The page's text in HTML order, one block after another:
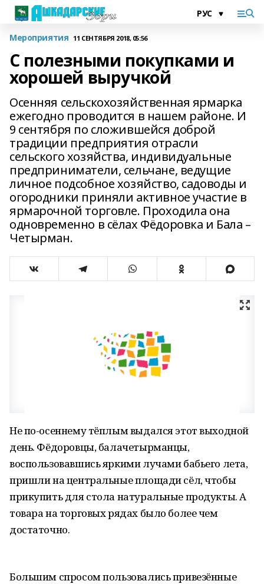
Мероприятия 11 СЕНТЯБРЯ 2018, 05:56
С полезными покупками и
хорошей выручкой
Осенняя сельскохозяйственная ярмарка
ежегодно проводится в нашем районе. И
9 сентября по сложившейся доброй
традиции предприятия отрасли
сельского хозяйства, индивидуальные
предприниматели, сельчане, ведущие
личное подсобное хозяйство, садоводы и
огородники приняли активное участие в
ярмарочной торговле. Проходила она
одновременно в сёлах Фёдоровка и Бала –
Четырман.
Не по-осеннему тёплым выдался этот выходной
день. Фёдоровцы, балачетырманцы,
воспользовавшись яркими лучами бабьего лета,
пришли на центральные площади сёл, чтобы
прикупить для стола натуральные продукты. А
товара на торговых рядах было более чем
достаточно.
Большим спросом пользовались привезённые